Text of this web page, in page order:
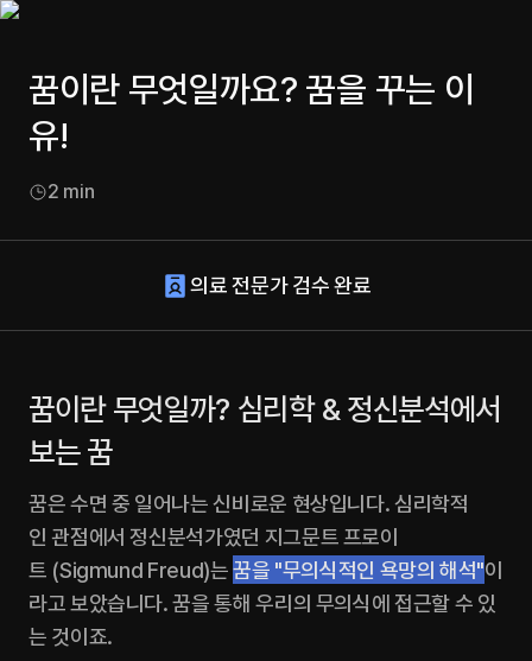
꿈이란 무엇일까요? 꿈을 꾸는 이
유!
2 min
의료 전문가 검수 완료
꿈이란 무엇일까? 심리학 & 정신분석에서
보는 꿈
꿈은 수면 중 일어나는 신비로운 현상입니다. 심리학적
인 관점에서 정신분석가였던 지그문트 프로이
트 (Sigmund Freud)는 꿈을 "무의식적인 욕망의 해석"이
라고 보았습니다. 꿈을 통해 우리의 무의식에 접근할 수 있
는 것이죠.